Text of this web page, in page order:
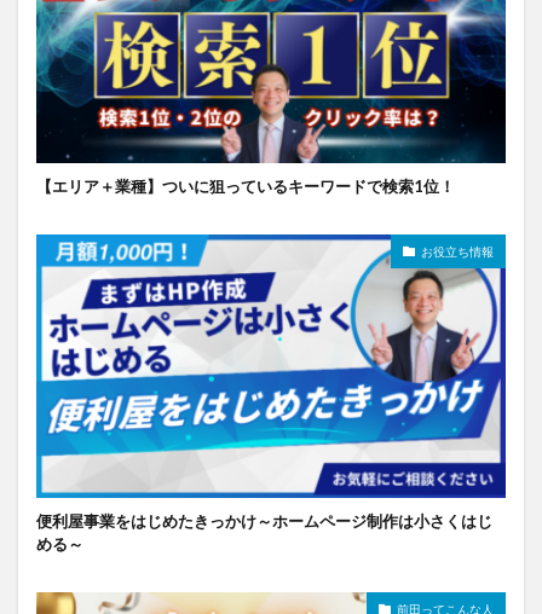
【エリア＋業種】ついに狙っているキーワードで検索1位！
お役立ち情報
便利屋事業をはじめたきっかけ～ホームページ制作は小さくはじ
める～
前田ってこんな人